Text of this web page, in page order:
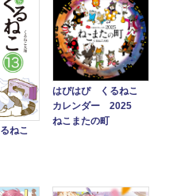
ねこ
はぴはぴ くるねこ
カレンダー 2025
ねこまたの町